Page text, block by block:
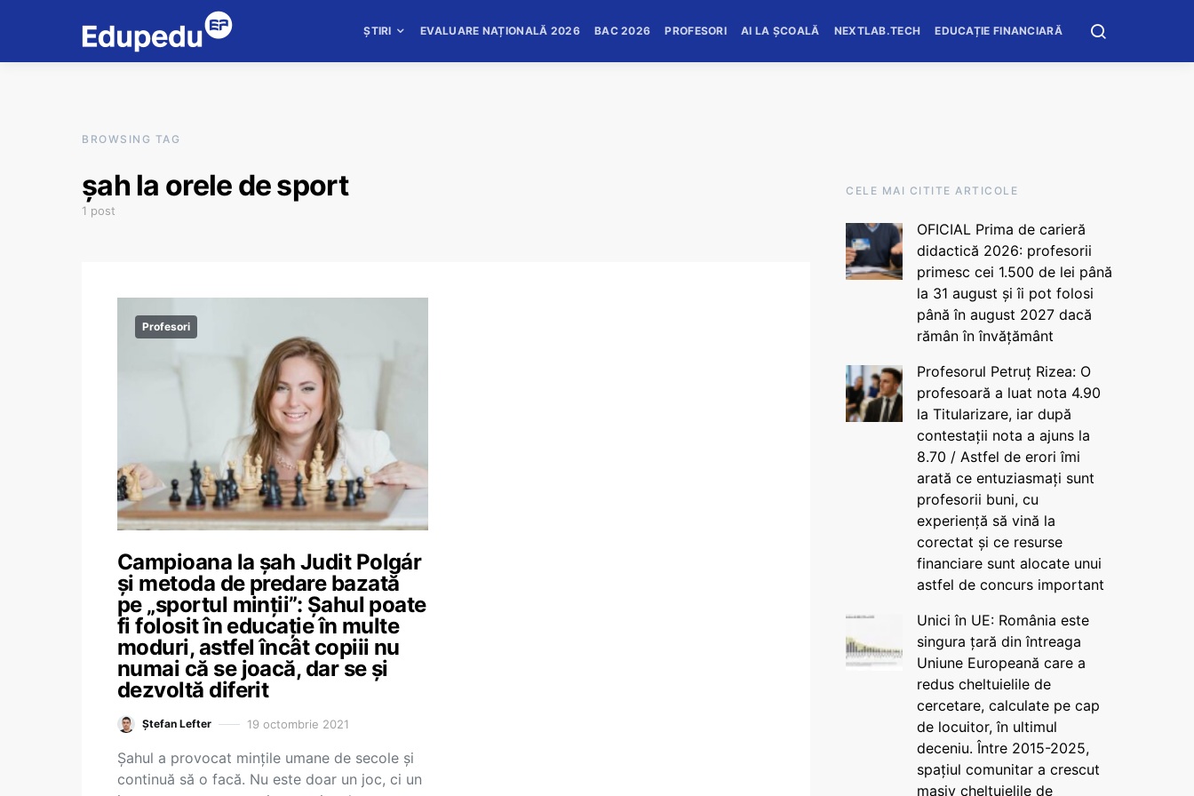
ȘTIRI EVALUARE NAȚIONALĂ 2026 BAC 2026 PROFESORI AI LA ȘCOALĂ NEXTLAB.TECH EDUCAȚIE FINANCIARĂ
BROWSING TAG
șah la orele de sport
1 post
Profesori
Campioana la șah Judit Polgár
și metoda de predare bazată
pe „sportul minții”: Șahul poate
fi folosit în educație în multe
moduri, astfel încât copiii nu
numai că se joacă, dar se și
dezvoltă diferit
Ștefan Lefter 19 octombrie 2021
Șahul a provocat mințile umane de secole și
continuă să o facă. Nu este doar un joc, ci un
CELE MAI CITITE ARTICOLE
OFICIAL Prima de carieră
didactică 2026: profesorii
primesc cei 1.500 de lei până
la 31 august și îi pot folosi
până în august 2027 dacă
rămân în învățământ
Profesorul Petruț Rizea: O
profesoară a luat nota 4.90
la Titularizare, iar după
contestații nota a ajuns la
8.70 / Astfel de erori îmi
arată ce entuziasmați sunt
profesorii buni, cu
experiență să vină la
corectat și ce resurse
financiare sunt alocate unui
astfel de concurs important
Unici în UE: România este
singura țară din întreaga
Uniune Europeană care a
redus cheltuielile de
cercetare, calculate pe cap
de locuitor, în ultimul
deceniu. Între 2015-2025,
spațiul comunitar a crescut
masiv cheltuielile de